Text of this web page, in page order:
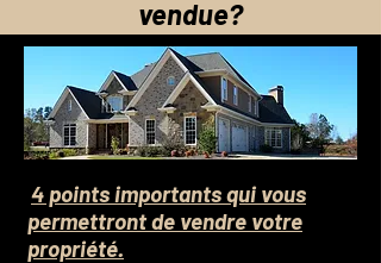
vendue?
4 points importants qui vous
permettront de vendre votre
propriété.